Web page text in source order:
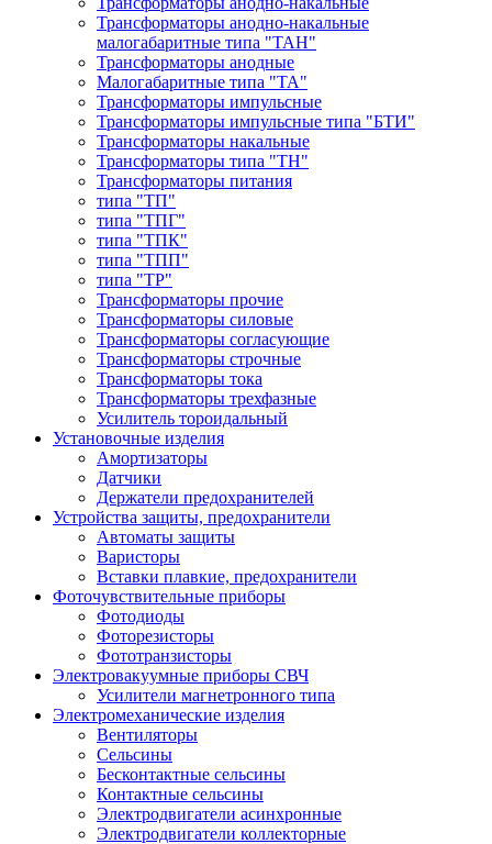
Трансформаторы анодно-накальные
малогабаритные типа "ТАН"
Трансформаторы анодные
Малогабаритные типа "ТА"
Трансформаторы импульсные
Трансформаторы импульсные типа "БТИ"
Трансформаторы накальные
Трансформаторы типа "ТН"
Трансформаторы питания
типа "ТП"
типа "ТПГ"
типа "ТПК"
типа "ТПП"
типа "ТР"
Трансформаторы прочие
Трансформаторы силовые
Трансформаторы согласующие
Трансформаторы строчные
Трансформаторы тока
Трансформаторы трехфазные
Усилитель тороидальный
Установочные изделия
Амортизаторы
Датчики
Держатели предохранителей
Устройства защиты, предохранители
Автоматы защиты
Варисторы
Вставки плавкие, предохранители
Фоточувствительные приборы
Фотодиоды
Фоторезисторы
Фототранзисторы
Электровакуумные приборы СВЧ
Усилители магнетронного типа
Электромеханические изделия
Вентиляторы
Сельсины
Бесконтактные сельсины
Контактные сельсины
Электродвигатели асинхронные
Электродвигатели коллекторные